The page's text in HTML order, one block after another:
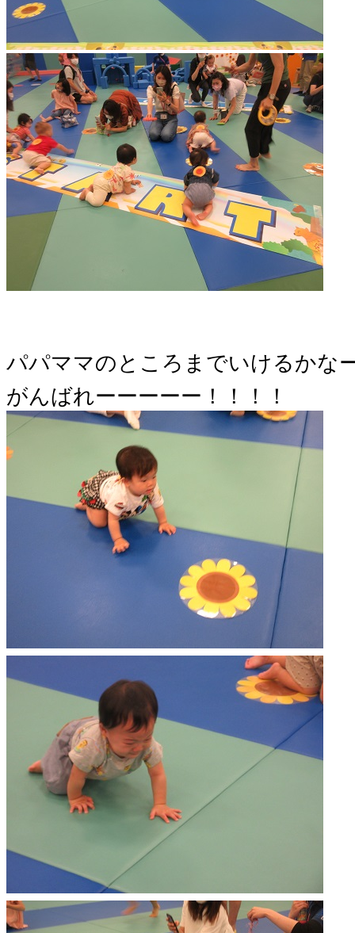
パパママのところまでいけるかな
がんばれーーーーー！！！！